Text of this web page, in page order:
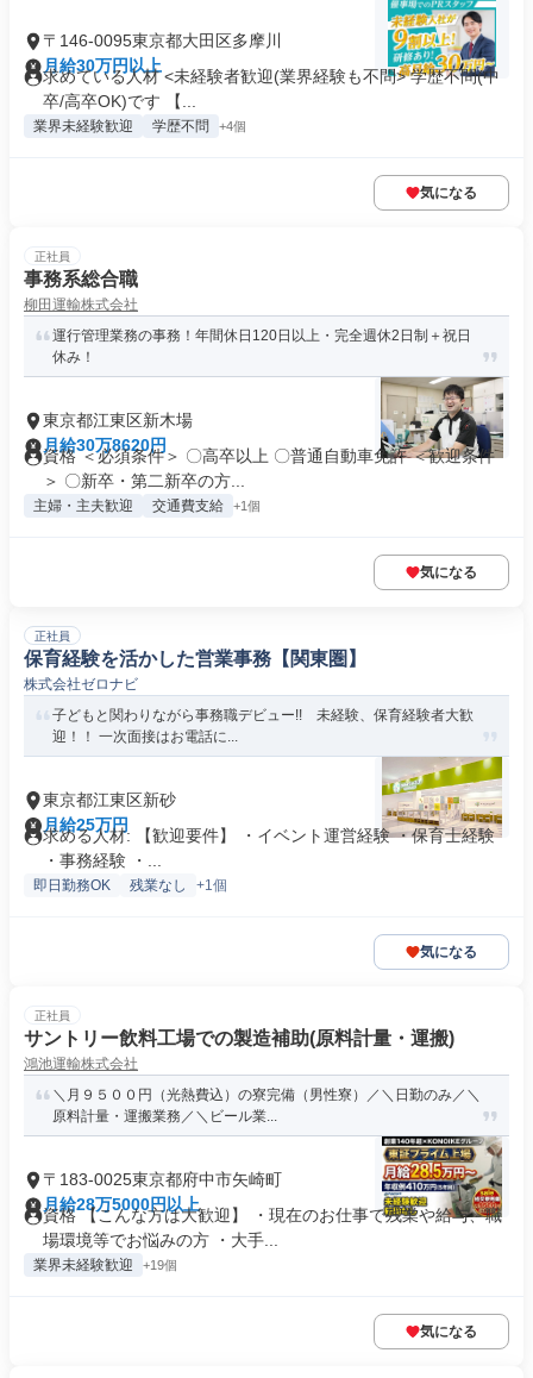
〒146-0095東京都大田区多摩川
月給30万円以上
求めている人材 <未経験者歓迎(業界経験も不問> 学歴不問(中
卒/高卒OK)です 【...
業界未経験歓迎 学歴不問 +4個
気になる
正社員
事務系総合職
柳田運輸株式会社
運行管理業務の事務！年間休日120日以上・完全週休2日制＋祝日
休み！
東京都江東区新木場
月給30万8620円
資格 ＜必須条件＞ 〇高卒以上 〇普通自動車免許 ＜歓迎条件
＞ 〇新卒・第二新卒の方...
主婦・主夫歓迎 交通費支給 +1個
気になる
正社員
保育経験を活かした営業事務【関東圏】
株式会社ゼロナビ
子どもと関わりながら事務職デビュー!! 未経験、保育経験者大歓
迎！！ 一次面接はお電話に...
東京都江東区新砂
月給25万円
求める人材: 【歓迎要件】 ・イベント運営経験 ・保育士経験
・事務経験 ・...
即日勤務OK 残業なし +1個
気になる
正社員
サントリー飲料工場での製造補助(原料計量・運搬)
鴻池運輸株式会社
＼月９５００円（光熱費込）の寮完備（男性寮）／＼日勤のみ／＼
原料計量・運搬業務／＼ビール業...
〒183-0025東京都府中市矢崎町
月給28万5000円以上
資格 【こんな方は大歓迎】 ・現在のお仕事で残業や給与、職
場環境等でお悩みの方 ・大手...
業界未経験歓迎 +19個
気になる